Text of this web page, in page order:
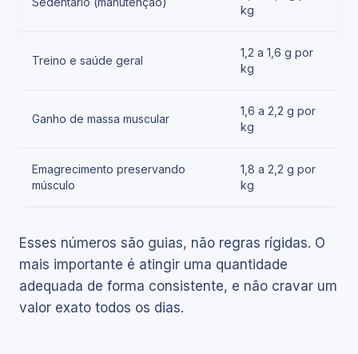
kg
Treino e saúde geral
1,2 a 1,6 g por
kg
Ganho de massa muscular
1,6 a 2,2 g por
kg
Emagrecimento preservando
músculo
1,8 a 2,2 g por
kg
Esses números são guias, não regras rígidas. O
mais importante é atingir uma quantidade
adequada de forma consistente, e não cravar um
valor exato todos os dias.